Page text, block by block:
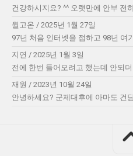
건강하시지요? ^^ 오랫만에 안부 전
윌고온 / 2025년 1월 27일
97년 처음 인터넷을 접하고 98년 여
지연 / 2025년 1월 3일
전에 한번 들어오려고 했는데 안되
재원 / 2023년 10월 24일
안녕하세요? 군제대후에 아마도 건